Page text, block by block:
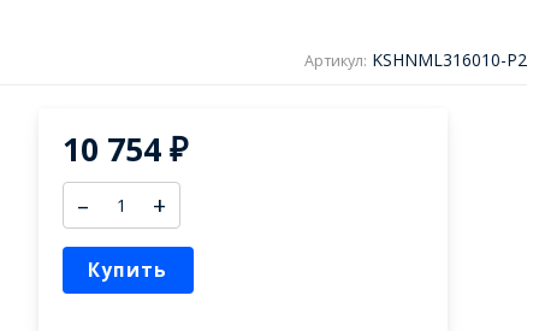
Артикул: KSHNML316010-P2
10 754₽
– +
Купить